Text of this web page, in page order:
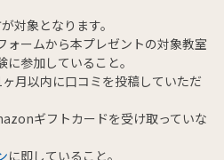
対象となります。
ォームから本プレゼントの対象教室
参加していること。
月以内に口コミを投稿していただ
ギフトカードを受け取っていな
に即していること。